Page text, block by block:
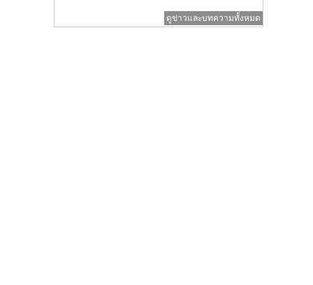
ดูข่าวและบทความทั้งหมด